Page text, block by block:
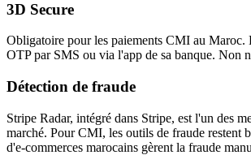
3D Secure
Obligatoire pour les paiements CMI au Maroc.
OTP par SMS ou via l'app de sa banque. Non
Détection de fraude
Stripe Radar, intégré dans Stripe, est l'un des
marché. Pour CMI, les outils de fraude restent
d'e-commerces marocains gèrent la fraude